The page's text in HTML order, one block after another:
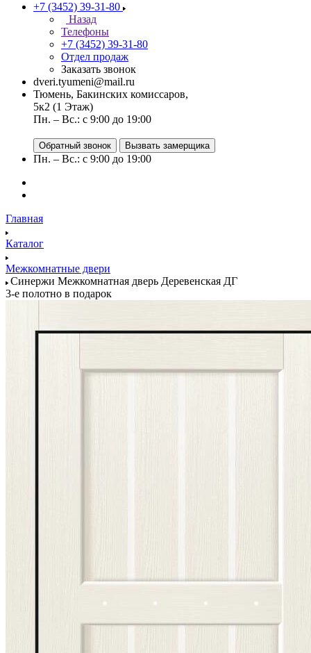
+7 (3452) 39-31-80
Назад
Телефоны
+7 (3452) 39-31-80
Отдел продаж
Заказать звонок
dveri.tyumeni@mail.ru
Тюмень, Бакинских комиссаров,
5к2 (1 Этаж)
Пн. – Вс.: с 9:00 до 19:00
Обратный звонок Вызвать замерщика
Пн. – Вс.: с 9:00 до 19:00
Главная
Каталог
Межкомнатные двери
Синержи Межкомнатная дверь Деревенская ДГ
3-е полотно в подарок